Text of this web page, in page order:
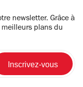
newsletter. Grâce à
plans du